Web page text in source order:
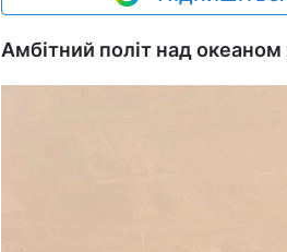
Амбітний політ над океаном